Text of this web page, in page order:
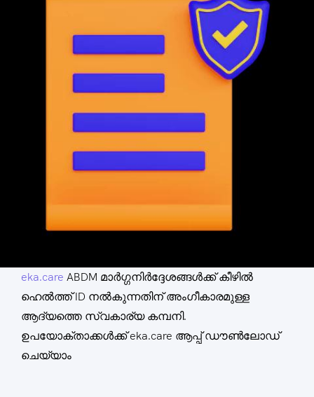
eka.care ABDM മാർഗ്ഗനിർദ്ദേശങ്ങൾക്ക് കീഴിൽ
ഹെൽത്ത് ID നൽകുന്നതിന് അംഗീകാരമുള്ള
ആദ്യത്തെ സ്വകാര്യ കമ്പനി.
ഉപയോക്താക്കൾക്ക് eka.care ആപ്പ് ഡൗൺലോഡ്
ചെയ്യാം